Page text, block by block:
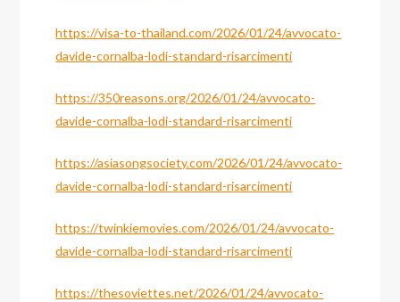
https://visa-to-thailand.com/2026/01/24/avvocato-
davide-cornalba-lodi-standard-risarcimenti
https://350reasons.org/2026/01/24/avvocato-
davide-cornalba-lodi-standard-risarcimenti
https://asiasongsociety.com/2026/01/24/avvocato-
davide-cornalba-lodi-standard-risarcimenti
https://twinkiemovies.com/2026/01/24/avvocato-
davide-cornalba-lodi-standard-risarcimenti
https://thesoviettes.net/2026/01/24/avvocato-